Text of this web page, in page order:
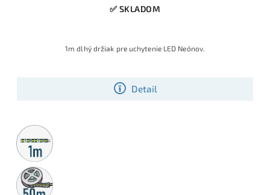
✅ SKLADOM
Detail
1m dlhý držiak pre uchytenie LED Neónov.
Metrážny
predaj
50m
rolka